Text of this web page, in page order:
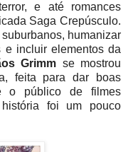
e até romances
Saga Crepúsculo.
humanizar
e incluir elementos da
Grimm se mostrou
feita para dar boas
o público de filmes
foi um pouco